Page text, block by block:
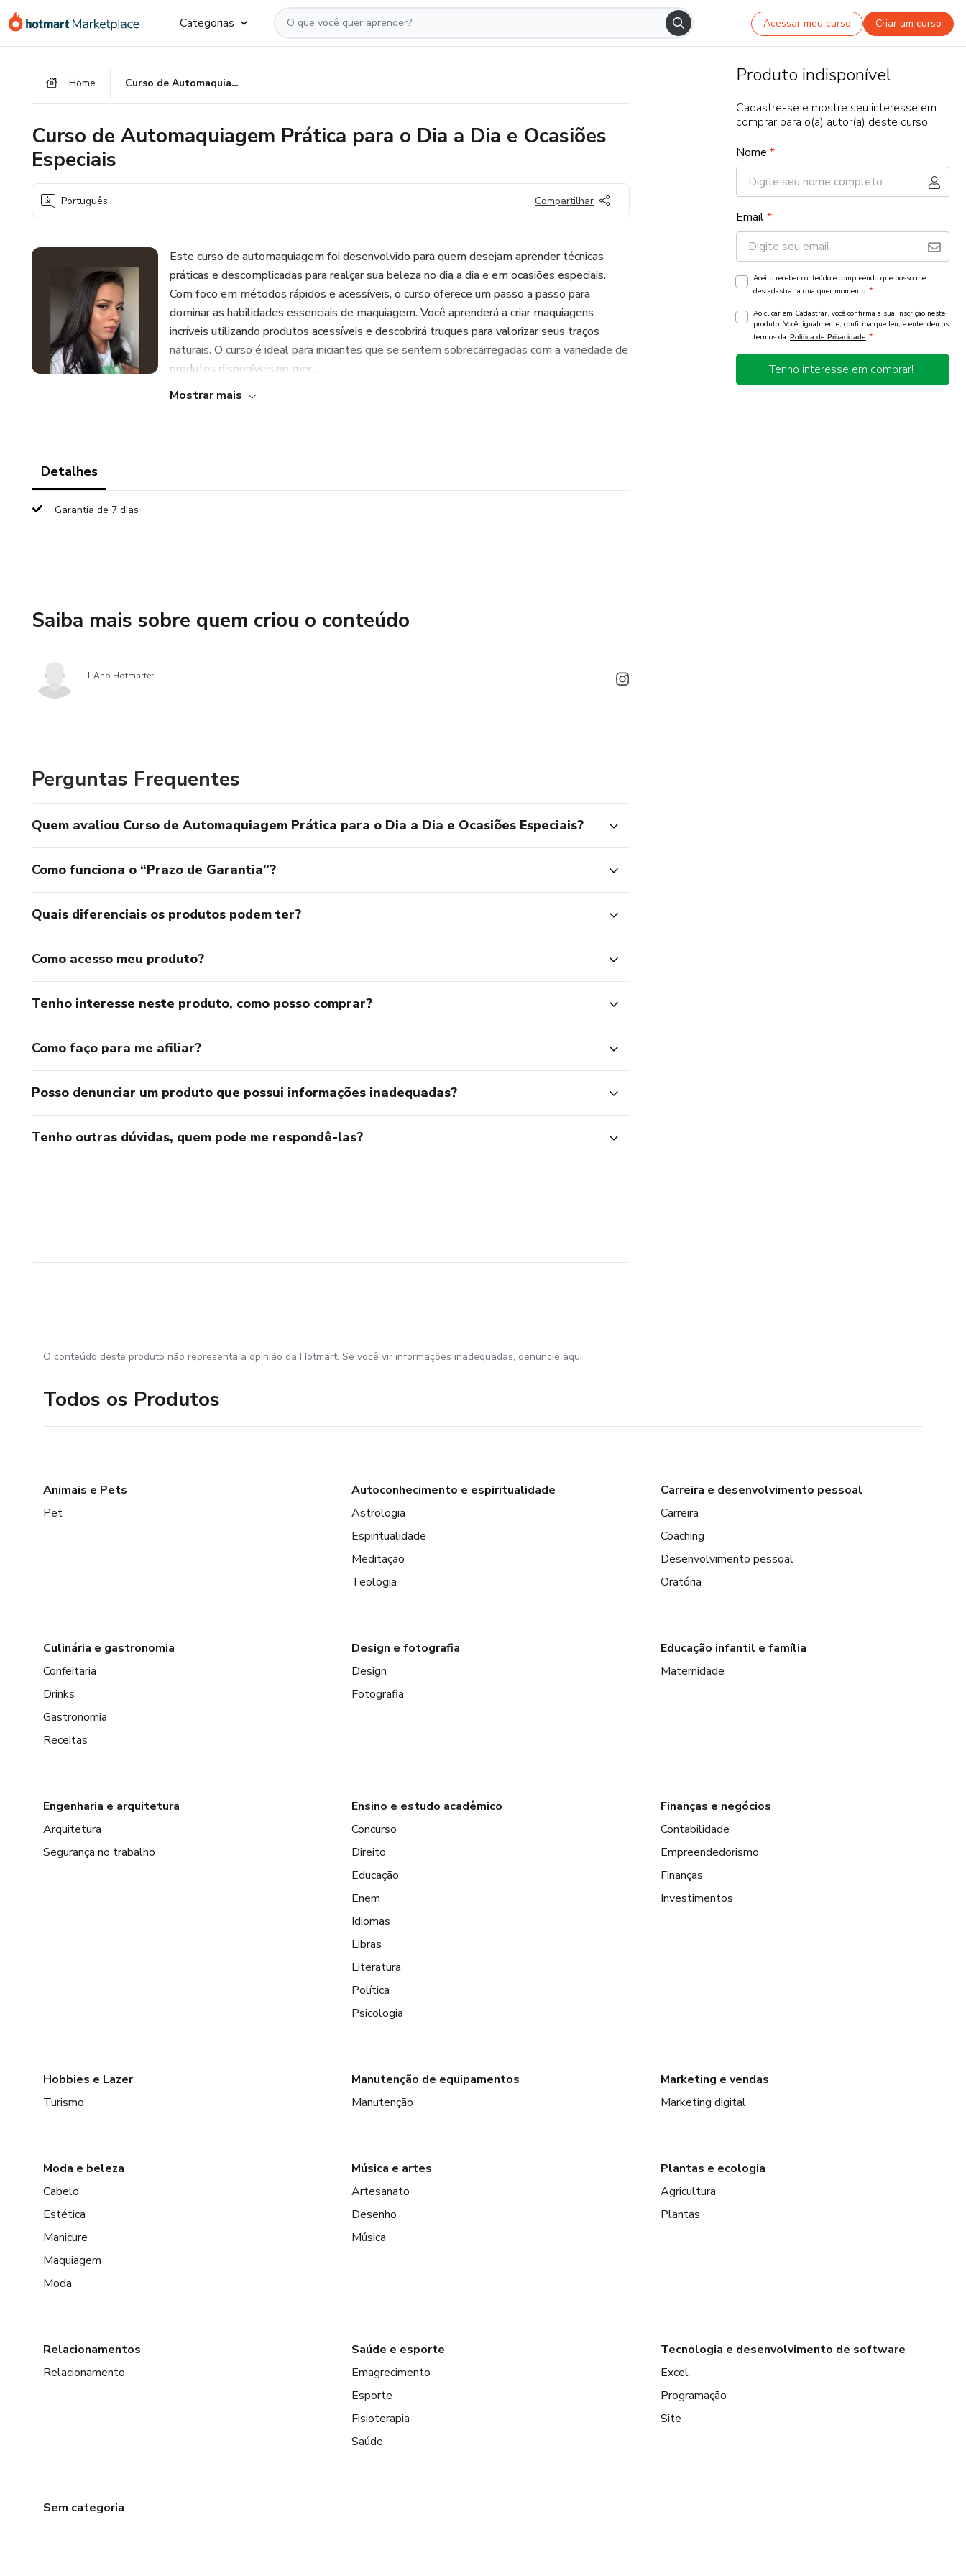
para
para
para
Categorias Acessar meu curso Criar um curso
Home Curso de Automaquiagem Prática para o Dia a Dia e Ocasiões Especiais
Curso de Automaquiagem Prática para o Dia a Dia e Ocasiões
Especiais
Português Compartilhar
Este curso de automaquiagem foi desenvolvido para quem desejam aprender técnicas
práticas e descomplicadas para realçar sua beleza no dia a dia e em ocasiões especiais.
Com foco em métodos rápidos e acessíveis, o curso oferece um passo a passo para
dominar as habilidades essenciais de maquiagem. Você aprenderá a criar maquiagens
incríveis utilizando produtos acessíveis e descobrirá truques para valorizar seus traços
naturais. O curso é ideal para iniciantes que se sentem sobrecarregadas com a variedade de
produtos disponíveis no mer...
Mostrar mais
Detalhes
Garantia de 7 dias
Saiba mais sobre quem criou o conteúdo
1 Ano Hotmarter
Perguntas Frequentes
Quem avaliou Curso de Automaquiagem Prática para o Dia a Dia e Ocasiões Especiais?
Como funciona o “Prazo de Garantia”?
Quais diferenciais os produtos podem ter?
Como acesso meu produto?
Tenho interesse neste produto, como posso comprar?
Como faço para me afiliar?
Posso denunciar um produto que possui informações inadequadas?
Tenho outras dúvidas, quem pode me respondê-las?
Produto indisponível
Cadastre-se e mostre seu interesse em
comprar para o(a) autor(a) deste curso!
Nome *
Email*
Aceito receber conteúdo e compreendo que posso me
descadastrar a qualquer momento. *
Ao clicar em Cadastrar, você confirma a sua inscrição neste
produto. Você, igualmente, confirma que leu, e entendeu os
termos da Política de Privacidade *
Tenho interesse em comprar!
O conteúdo deste produto não representa a opinião da Hotmart. Se você vir informações inadequadas, denuncie aqui
Todos os Produtos
Animais e Pets
Pet
Autoconhecimento e espiritualidade
Astrologia
Espiritualidade
Meditação
Teologia
Carreira e desenvolvimento pessoal
Carreira
Coaching
Desenvolvimento pessoal
Oratória
Culinária e gastronomia
Confeitaria
Drinks
Gastronomia
Receitas
Design e fotografia
Design
Fotografia
Educação infantil e família
Maternidade
Engenharia e arquitetura
Arquitetura
Segurança no trabalho
Ensino e estudo acadêmico
Concurso
Direito
Educação
Enem
Idiomas
Libras
Literatura
Política
Psicologia
Finanças e negócios
Contabilidade
Empreendedorismo
Finanças
Investimentos
Hobbies e Lazer
Turismo
Manutenção de equipamentos
Manutenção
Marketing e vendas
Marketing digital
Moda e beleza
Cabelo
Estética
Manicure
Maquiagem
Moda
Música e artes
Artesanato
Desenho
Música
Plantas e ecologia
Agricultura
Plantas
Relacionamentos
Relacionamento
Saúde e esporte
Emagrecimento
Esporte
Fisioterapia
Saúde
Tecnologia e desenvolvimento de software
Excel
Programação
Site
Sem categoria